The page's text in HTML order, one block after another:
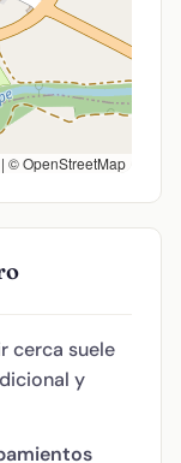
| © OpenStreetMap
cerca suele
y